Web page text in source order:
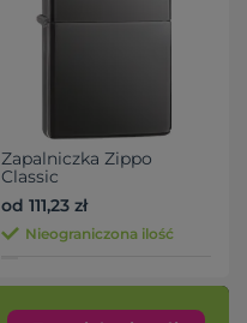
Zapalniczka Zippo
Classic
od 111,23 zł
Nieograniczona ilość